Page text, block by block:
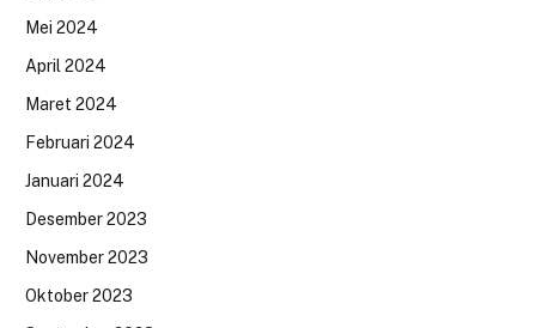
Mei 2024
April 2024
Maret 2024
Februari 2024
Januari 2024
Desember 2023
November 2023
Oktober 2023